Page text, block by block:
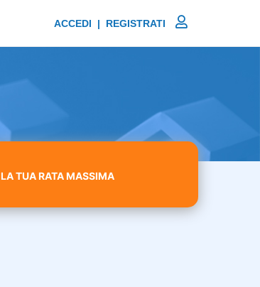
ACCEDI | REGISTRATI
LA TUA RATA MASSIMA